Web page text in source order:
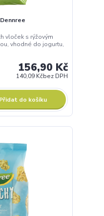
vloček s rýžovým
vhodné do jogurtu,
156,90 Kč
140,09 Kčbez DPH
Přidat do košíku